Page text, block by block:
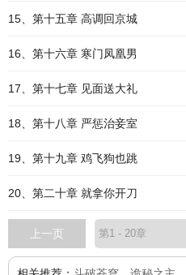
15、第十五章 高调回京城
16、第十六章 寒门凤凰男
17、第十七章 见面送大礼
18、第十八章 严惩治妾室
19、第十九章 鸡飞狗也跳
20、第二十章 就拿你开刀
上一页